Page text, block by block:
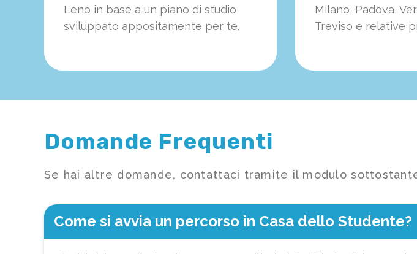
Leno in base a un piano di studio
sviluppato appositamente per te.
Milano, Padova,
Treviso e relative
Domande Frequenti
Se hai altre domande, contattaci tramite il modulo
Come si avvia un percorso in Casa dello Studente?